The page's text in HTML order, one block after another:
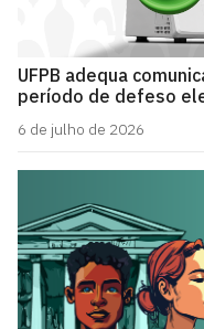
UFPB adequa
período de defeso
6 de julho de 2026